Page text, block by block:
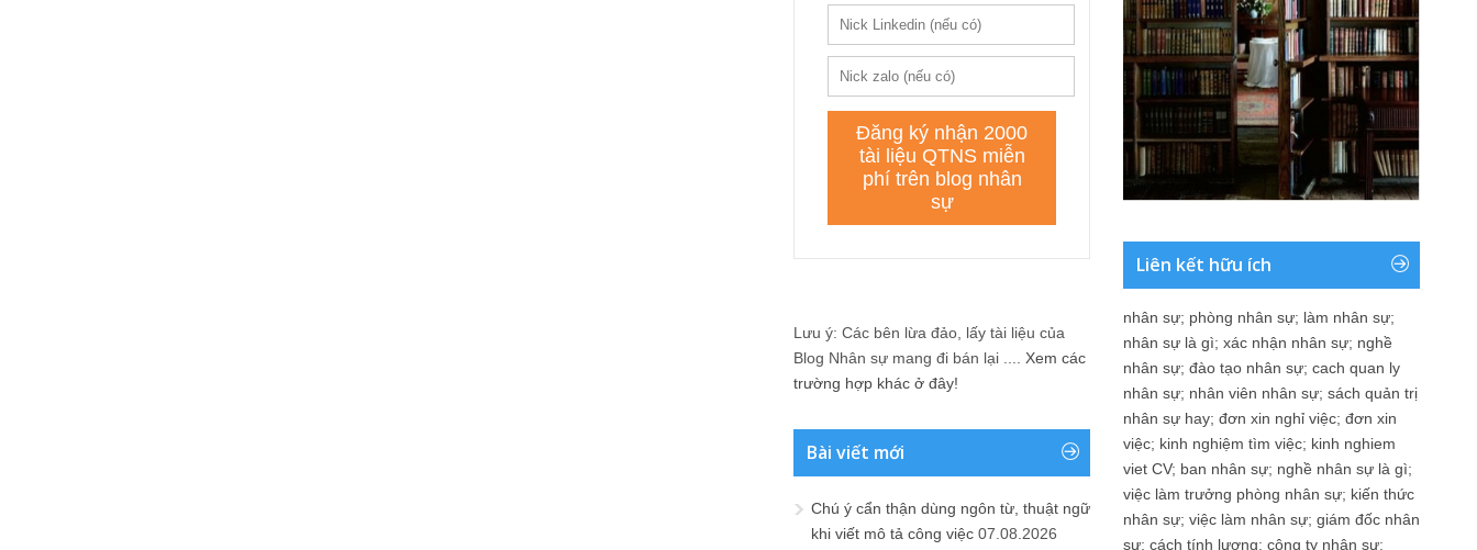
Lưu ý: Các bên lừa đảo, lấy tài liệu của
Blog Nhân sự mang đi bán lại .... Xem các
trường hợp khác ở đây!
Bài viết mới
Chú ý cẩn thận dùng ngôn từ, thuật ngữ
khi viết mô tả công việc 07.08.2026
Liên kết hữu ích
nhân sự; phòng nhân sự; làm nhân sự;
nhân sự là gì; xác nhận nhân sự; nghề
nhân sự; đào tạo nhân sự; cach quan ly
nhân sự; nhân viên nhân sự; sách quản trị
nhân sự hay; đơn xin nghỉ việc; đơn xin
việc; kinh nghiệm tìm việc; kinh nghiem
viet CV; ban nhân sự; nghề nhân sự là gì;
việc làm trưởng phòng nhân sự; kiến thức
nhân sự; việc làm nhân sự; giám đốc nhân
sự; cách tính lương; công ty nhân sự;